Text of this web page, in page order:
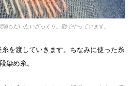
もだいたいざっくり。勘でやっています。
を渡していきます。ちなみに使った糸
染め糸。